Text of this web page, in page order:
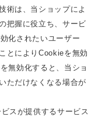
術は、当ショップによ
把握に役立ち、サービ
化されたいユーザー
とによりCookieを無効
無効化すると、当ショ
ただけなくなる場合が
スが提供するサービス